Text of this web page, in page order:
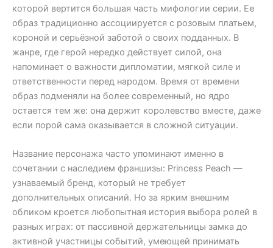
которой вертится большая часть мифологии серии. Ее
образ традиционно ассоциируется с розовым платьем,
короной и серьёзной заботой о своих подданных. В
жанре, где герой нередко действует силой, она
напоминает о важности дипломатии, мягкой силе и
ответственности перед народом. Время от времени
образ подменяли на более современный, но ядро
остается тем же: она держит королевство вместе, даже
если порой сама оказывается в сложной ситуации.
Название персонажа часто упоминают именно в
сочетании с наследием франшизы: Princess Peach —
узнаваемый бренд, который не требует
дополнительных описаний. Но за ярким внешним
обликом кроется любопытная история выбора ролей в
разных играх: от пассивной держательницы замка до
активной участницы событий, умеющей принимать